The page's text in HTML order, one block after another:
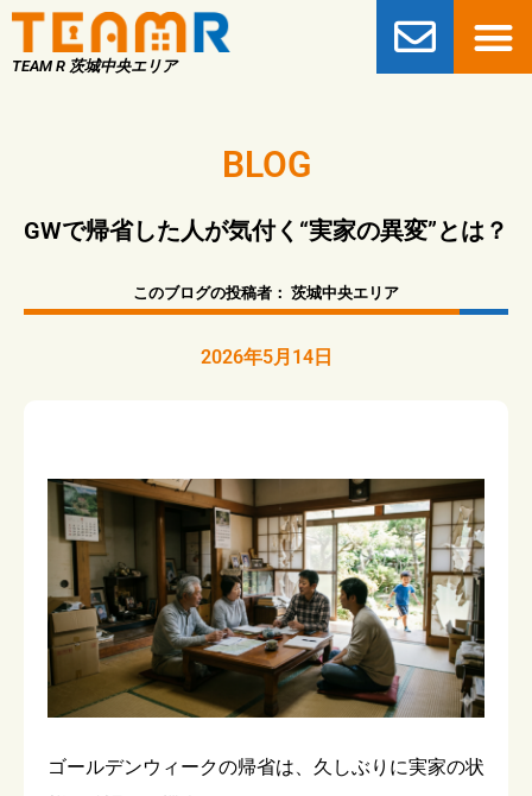
TEAM R 茨城中央エリア
BLOG
GWで帰省した人が気付く“実家の異変”とは？
このブログの投稿者： 茨城中央エリア
2026年5月14日
ゴールデンウィークの帰省は、久しぶりに実家の状